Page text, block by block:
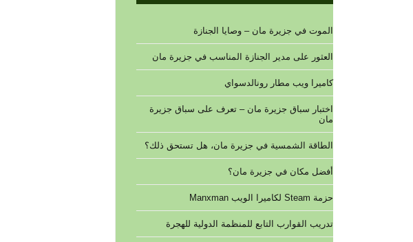
الموت في جزيرة مان – وصايا الجنازة
العثور على مدير الجنازة المناسب في جزيرة مان
كاميرا ويب مطار رونالدسواي
اختبار سباق جزيرة مان – تعرف على سباق جزيرة
مان
الطاقة الشمسية في جزيرة مان، هل تستحق ذلك؟
أفضل مكان في جزيرة مان؟
حزمة Steam لكاميرا الويب Manxman
تدريب القوارب التابع للمنظمة الدولية للهجرة